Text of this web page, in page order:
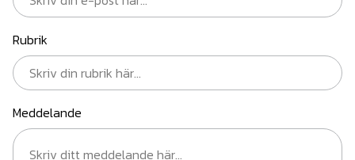
Rubrik
Meddelande